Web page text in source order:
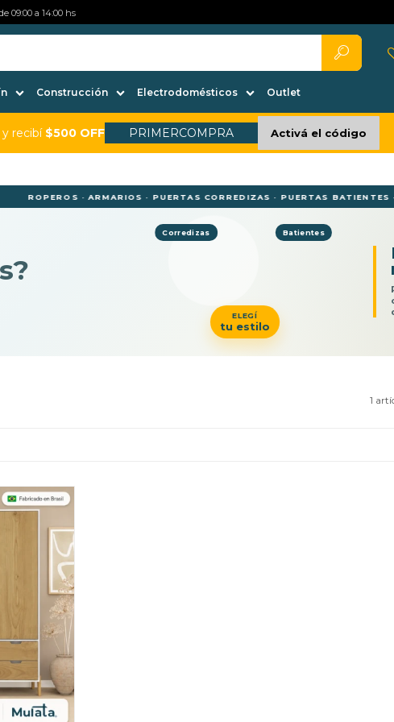
Construcción Electrodomésticos Outlet
09:00 a 14:00 hs
y recibí $500 OFF PRIMERCOMPRA Activá el código
ROPEROS · ARMARIOS · PUERTAS CORREDIZAS · PUERTAS BATIENTES ·
Corredizas Batientes
ELEGÍ
tu estilo
1